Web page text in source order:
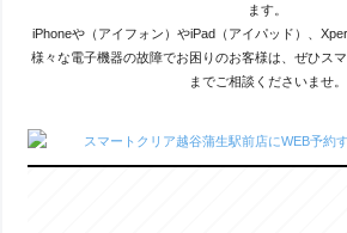
ます。
iPhoneや（アイフォン）やiPad（アイパッド）、
様々な電子機器の故障でお困りのお客様は、ぜひス
までご相談くださいませ。